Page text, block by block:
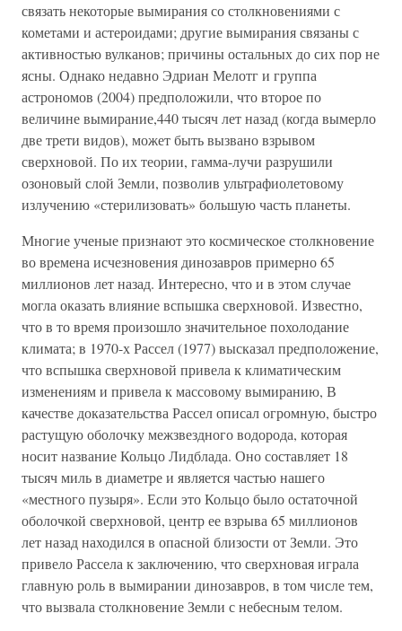
связать некоторые вымирания со столкновениями с
кометами и астероидами; другие вымирания связаны с
активностью вулканов; причины остальных до сих пор не
ясны. Однако недавно Эдриан Мелотг и группа
астрономов (2004) предположили, что второе по
величине вымирание,440 тысяч лет назад (когда вымерло
две трети видов), может быть вызвано взрывом
сверхновой. По их теории, гамма-лучи разрушили
озоновый слой Земли, позволив ультрафиолетовому
излучению «стерилизовать» большую часть планеты.
Многие ученые признают это космическое столкновение
во времена исчезновения динозавров примерно 65
миллионов лет назад. Интересно, что и в этом случае
могла оказать влияние вспышка сверхновой. Известно,
что в то время произошло значительное похолодание
климата; в 1970-х Рассел (1977) высказал предположение,
что вспышка сверхновой привела к климатическим
изменениям и привела к массовому вымиранию, В
качестве доказательства Рассел описал огромную, быстро
растущую оболочку межзвездного водорода, которая
носит название Кольцо Лидблада. Оно составляет 18
тысяч миль в диаметре и является частью нашего
«местного пузыря». Если это Кольцо было остаточной
оболочкой сверхновой, центр ее взрыва 65 миллионов
лет назад находился в опасной близости от Земли. Это
привело Рассела к заключению, что сверхновая играла
главную роль в вымирании динозавров, в том числе тем,
что вызвала столкновение Земли с небесным телом.